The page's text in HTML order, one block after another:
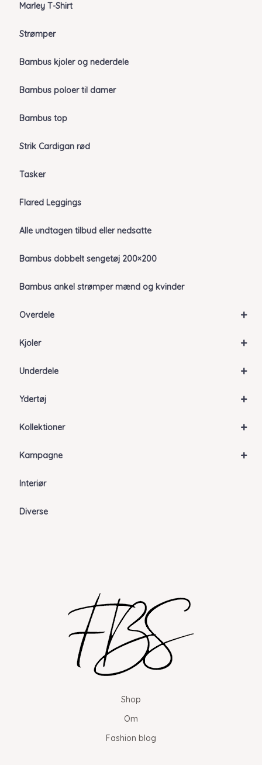
Marley T-Shirt
Strømper
Bambus kjoler og nederdele
Bambus poloer til damer
Bambus top
Strik Cardigan rød
Tasker
Flared Leggings
Alle undtagen tilbud eller nedsatte
Bambus dobbelt sengetøj 200×200
Bambus ankel strømper mænd og kvinder
+
Overdele
+
Kjoler
+
Underdele
+
Ydertøj
+
Kollektioner
+
Kampagne
Interiør
Diverse
Shop
Om
Fashion blog